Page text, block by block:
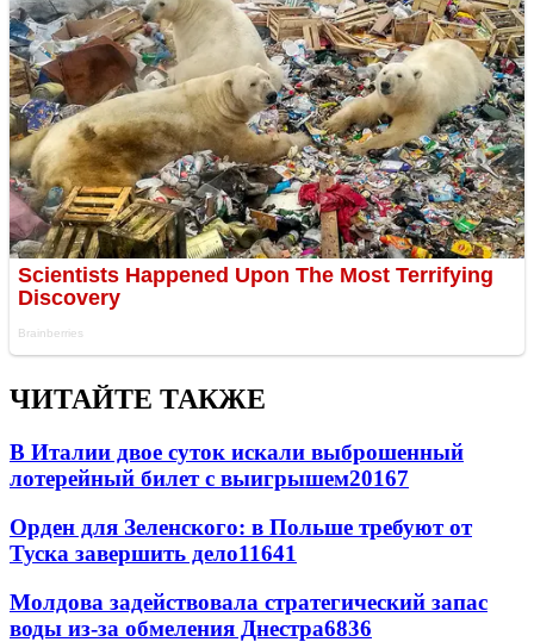
ЧИТАЙТЕ ТАКЖЕ
В Италии двое суток искали выброшенный
лотерейный билет с выигрышем20167
Орден для Зеленского: в Польше требуют от
Туска завершить дело11641
Молдова задействовала стратегический запас
воды из-за обмеления Днестра6836